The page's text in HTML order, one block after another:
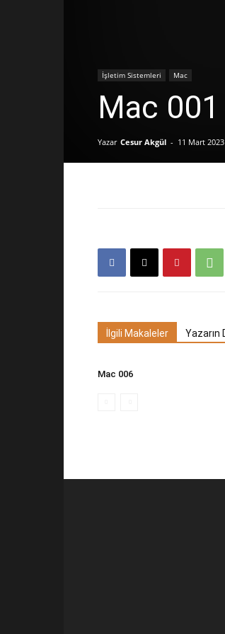
İşletim Sistemleri Mac
Mac 001
Yazar Cesur Akgül - 11 Mart 2023
İlgili Makaleler Yazarın
Mac 006